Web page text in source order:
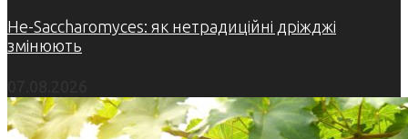
Не-Saccharomyces: як нетрадиційні дріжджі
змінюють